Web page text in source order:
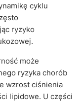
cyklu
ryzyko
może
ryzyka chorób
wzrost ciśnienia
lipidowe. U części